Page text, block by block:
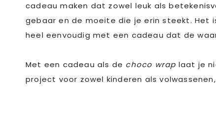
cadeau maken dat zowel leuk als
gebaar en de moeite die je erin steekt. Het
heel eenvoudig met een cadeau dat de
Met een cadeau als de choco wrap laat je
project voor zowel kinderen als